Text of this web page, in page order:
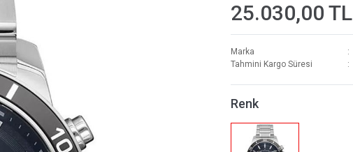
25.030,00 TL
Marka
Tahmini Kargo Süresi
Renk